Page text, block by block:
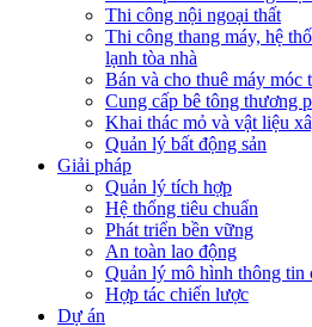
Thi công nội ngoại thất
Thi công thang máy, hệ
lạnh tòa nhà
Bán và cho thuê máy móc
Cung cấp bê tông thương
Khai thác mỏ và vật liệu
Quản lý bất động sản
Giải pháp
Quản lý tích hợp
Hệ thống tiêu chuẩn
Phát triển bền vững
An toàn lao động
Quản lý mô hình thông
Hợp tác chiến lược
Dự án